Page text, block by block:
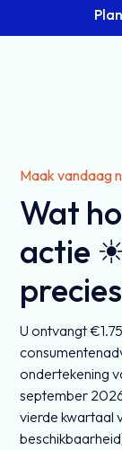
Maak vandaag
Wat
actie
U ontvangt
ondertekening
september
vierde kwartaal